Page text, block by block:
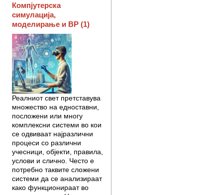
Компјутерска
симулација,
моделирање и ВР (1)
Реалниот свет претставува
множество на едноставни,
посложени или многу
комплексни системи во кои
се одвиваат најразлични
процеси со различни
учесници, објекти, правила,
услови и слично. Често е
потребно таквите сложени
системи да се анализираат
како функционираат во